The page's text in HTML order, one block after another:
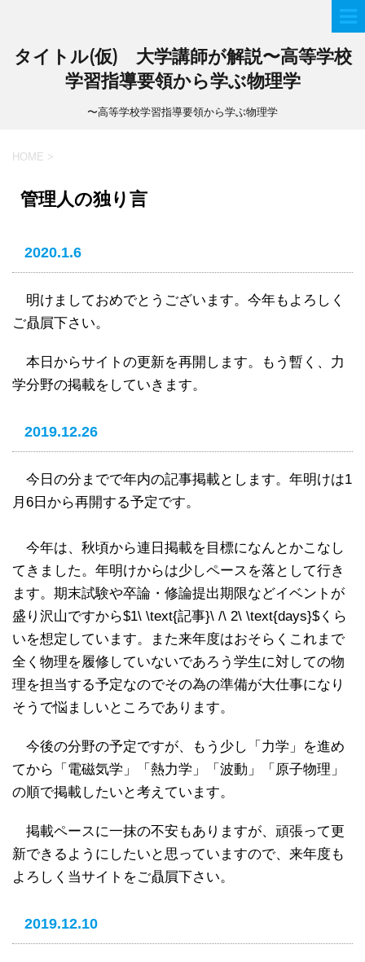
タイトル(仮) 大学講師が解説〜高等学校
学習指導要領から学ぶ物理学
〜高等学校学習指導要領から学ぶ物理学
HOME >
管理人の独り言
2020.1.6
明けましておめでとうございます。今年もよろしく
ご贔屓下さい。
本日からサイトの更新を再開します。もう暫く、力
学分野の掲載をしていきます。
2019.12.26
今日の分までで年内の記事掲載とします。年明けは1
月6日から再開する予定です。
今年は、秋頃から連日掲載を目標になんとかこなし
てきました。年明けからは少しペースを落として行き
ます。期末試験や卒論・修論提出期限などイベントが
盛り沢山ですから$1\ \text{記事}\ /\ 2\ \text{days}$くら
いを想定しています。また来年度はおそらくこれまで
全く物理を履修していないであろう学生に対しての物
理を担当する予定なのでその為の準備が大仕事になり
そうで悩ましいところであります。
今後の分野の予定ですが、もう少し「力学」を進め
てから「電磁気学」「熱力学」「波動」「原子物理」
の順で掲載したいと考えています。
掲載ペースに一抹の不安もありますが、頑張って更
新できるようにしたいと思っていますので、来年度も
よろしく当サイトをご贔屓下さい。
2019.12.10